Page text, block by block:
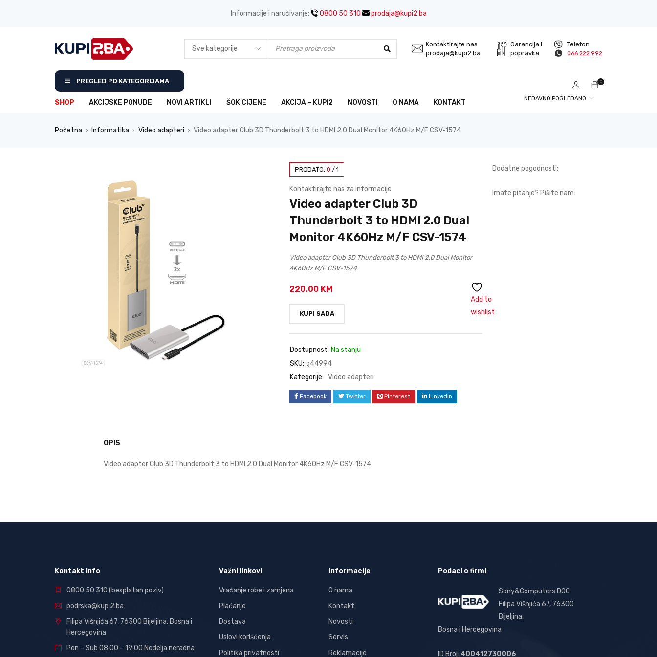
Informacije i naručivanje: 0800 50 310 prodaja@kupi2.ba
Kontaktirajte nas
prodaja@kupi2.ba
Garancija i
popravka
Telefon
066 222 992
PREGLED PO KATEGORIJAMA
SHOP AKCIJSKE PONUDE NOVI ARTIKLI ŠOK CIJENE AKCIJA – KUPI2 NOVOSTI O NAMA KONTAKT
0
NEDAVNO POGLEDANO
Početna › Informatika › Video adapteri › Video adapter Club 3D Thunderbolt 3 to HDMI 2.0 Dual Monitor 4K60Hz M/F CSV-1574
PRODATO: 0 / 1
Kontaktirajte nas za informacije
Video adapter Club 3D
Thunderbolt 3 to HDMI 2.0 Dual
Monitor 4K60Hz M/F CSV-1574
Video adapter Club 3D Thunderbolt 3 to HDMI 2.0 Dual Monitor
4K60Hz M/F CSV-1574
220.00 KM
KUPI SADA
Add to
wishlist
Dostupnost: Na stanju
SKU: g44994
Kategorije: Video adapteri
Facebook Twitter Pinterest LinkedIn
Dodatne pogodnosti:
Imate pitanje? Pišite nam:
OPIS
Video adapter Club 3D Thunderbolt 3 to HDMI 2.0 Dual Monitor 4K60Hz M/F CSV-1574
Kontakt info
0800 50 310 (besplatan poziv)
podrska@kupi2.ba
Filipa Višnjića 67, 76300 Bijeljina, Bosna i
Hercegovina
Pon – Sub 08:00 – 19:00 Nedelja neradna
Važni linkovi
Vraćanje robe i zamjena
Plaćanje
Dostava
Uslovi korišćenja
Politika privatnosti
Informacije
O nama
Kontakt
Novosti
Servis
Reklamacije
Podaci o firmi
Sony&Computers DOO
Filipa Višnjića 67, 76300
Bijeljina,
Bosna i Hercegovina
ID Broj: 400412730006